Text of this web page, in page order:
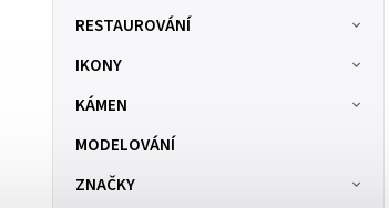
RESTAUROVÁNÍ
IKONY
KÁMEN
MODELOVÁNÍ
ZNAČKY
Plátno je předem nastříhané v uvedeném rozměru